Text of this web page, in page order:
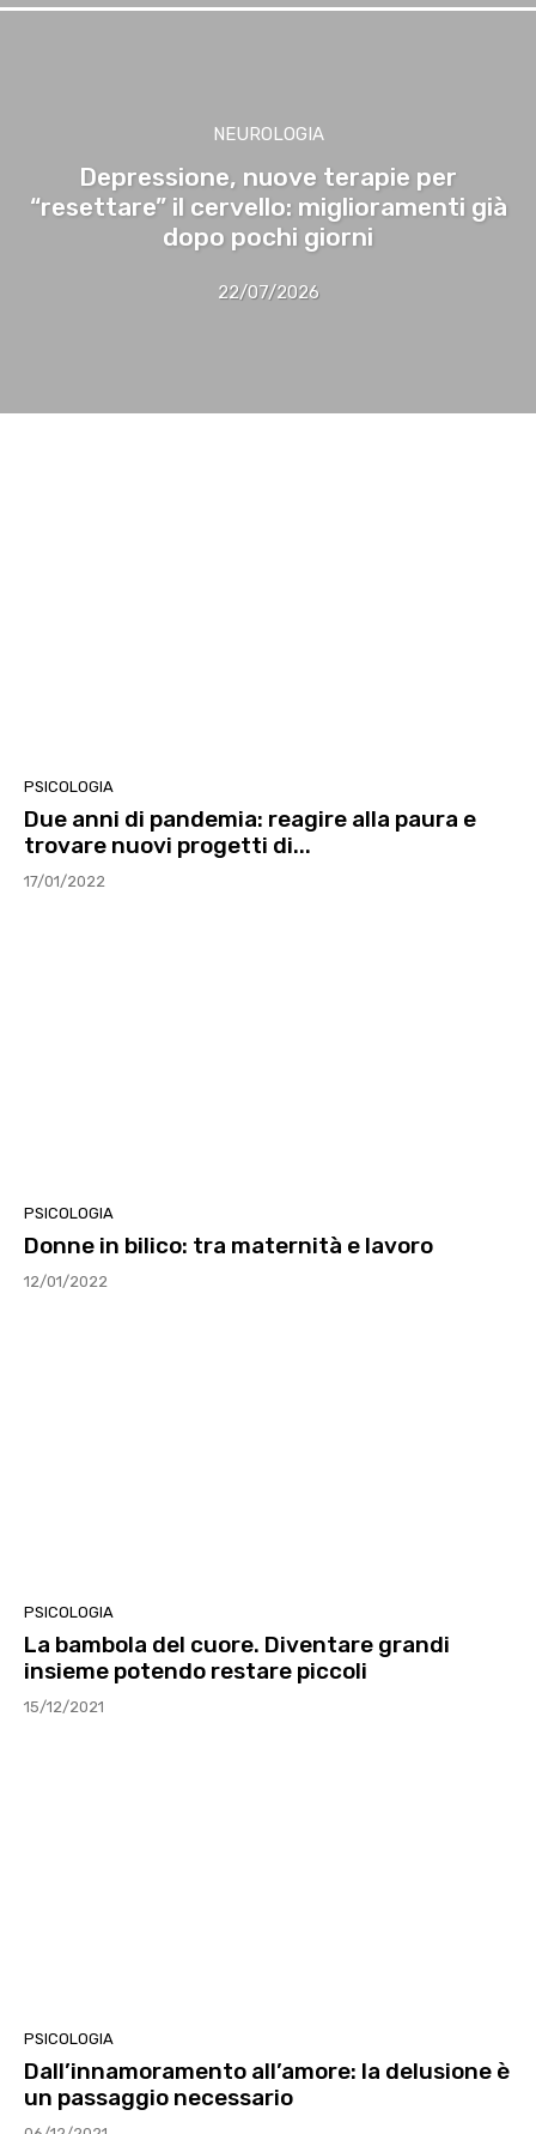
NEUROLOGIA
Depressione, nuove terapie per
“resettare” il cervello: miglioramenti già
dopo pochi giorni
22/07/2026
PSICOLOGIA
Due anni di pandemia: reagire alla paura e
trovare nuovi progetti di...
17/01/2022
PSICOLOGIA
Donne in bilico: tra maternità e lavoro
12/01/2022
PSICOLOGIA
La bambola del cuore. Diventare grandi
insieme potendo restare piccoli
15/12/2021
PSICOLOGIA
Dall’innamoramento all’amore: la delusione è
un passaggio necessario